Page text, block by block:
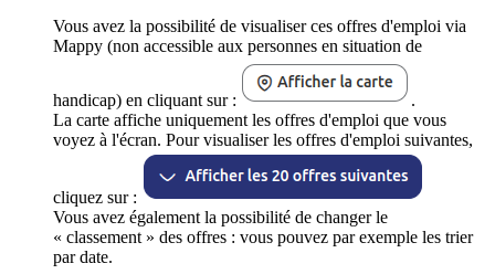
Vous avez la possibilité de visualiser ces offres d'emploi via
Mappy (non accessible aux personnes en situation de
handicap) en cliquant sur :
.
La carte affiche uniquement les offres d'emploi que vous
voyez à l'écran. Pour visualiser les offres d'emploi suivantes,
cliquez sur :
Vous avez également la possibilité de changer le
« classement » des offres : vous pouvez par exemple les trier
par date.